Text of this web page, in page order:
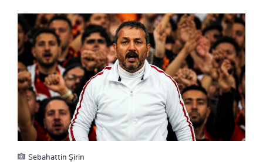
Sebahattin Şirin